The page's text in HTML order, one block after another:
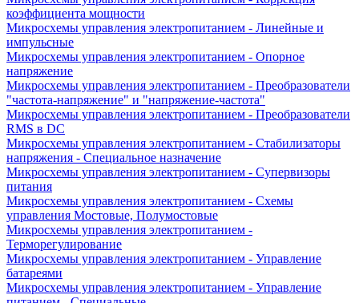
коэффициента мощности
Микросхемы управления электропитанием - Линейные и
импульсные
Микросхемы управления электропитанием - Опорное
напряжение
Микросхемы управления электропитанием - Преобразователи
"частота-напряжение" и "напряжение-частота"
Микросхемы управления электропитанием - Преобразователи
RMS в DC
Микросхемы управления электропитанием - Стабилизаторы
напряжения - Специальное назначение
Микросхемы управления электропитанием - Супервизоры
питания
Микросхемы управления электропитанием - Схемы
управления Мостовые, Полумостовые
Микросхемы управления электропитанием -
Терморегулирование
Микросхемы управления электропитанием - Управление
батареями
Микросхемы управления электропитанием - Управление